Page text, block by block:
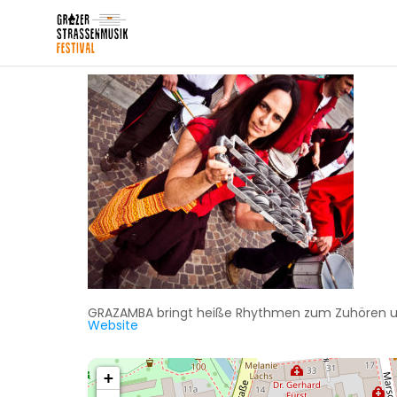
GRAZAMBA bringt heiße Rhythmen zum
Website
+